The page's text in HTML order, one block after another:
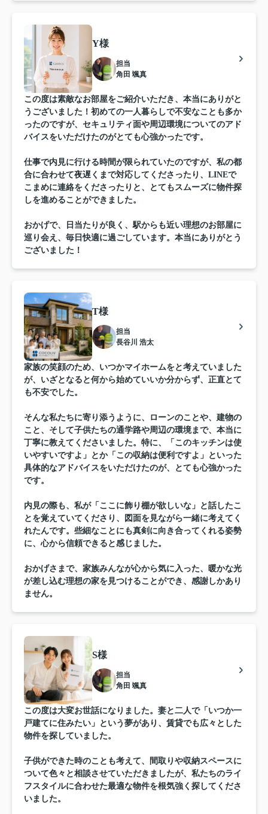
Y様
担当
角田 颯真
この度は素敵なお部屋をご紹介いただき、本当にありがと
うございました！初めての一人暮らしで不安なことも多か
ったのですが、セキュリティ面や周辺環境についてのアド
バイスをいただけたのがとても心強かったです。
仕事で内見に行ける時間が限られていたのですが、私の都
合に合わせて夜遅くまで対応してくださったり、LINEで
こまめに連絡をくださったりと、とてもスムーズに物件探
しを進めることができました。
おかげで、日当たりが良く、駅からも近い理想のお部屋に
巡り会え、毎日快適に過ごしています。本当にありがとう
ございました！
T様
担当
長谷川 浩太
家族の笑顔のため、いつかマイホームをと考えていました
が、いざとなると何から始めていいか分からず、正直とて
も不安でした。
そんな私たちに寄り添うように、ローンのことや、建物の
こと、そして子供たちの通学路や周辺の環境まで、本当に
丁寧に教えてくださいました。特に、「このキッチンは使
いやすいですよ」とか「この収納は便利ですよ」といった
具体的なアドバイスをいただけたのが、とても心強かった
です。
内見の際も、私が「ここに飾り棚が欲しいな」と話したこ
とを覚えていてくださり、図面を見ながら一緒に考えてく
れたんです。些細なことにも真剣に向き合ってくれる姿勢
に、心から信頼できると感じました。
おかげさまで、家族みんなが心から気に入った、暖かな光
が差し込む理想の家を見つけることができ、感謝しかあり
ません。
S様
担当
角田 颯真
この度は大変お世話になりました。妻と二人で「いつか一
戸建てに住みたい」という夢があり、賃貸でも広々とした
物件を探していました。
子供ができた時のことも考えて、間取りや収納スペースに
ついて色々と相談させていただきましたが、私たちのライ
フスタイルに合わせた最適な物件を根気強く探してくださ
いました。